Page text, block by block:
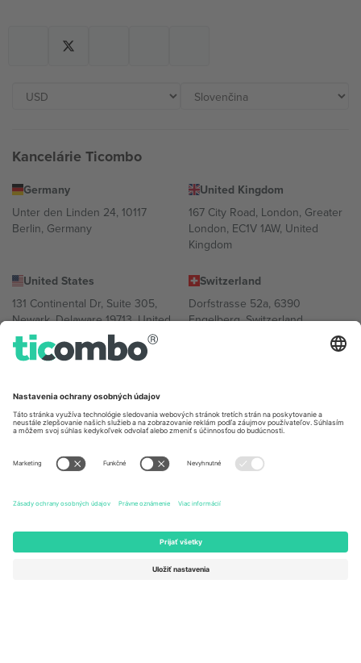
Kancelárie Ticombo
Germany
Unter den Linden 24, 10117
Berlin, Germany
United Kingdom
167 City Road, London, Greater
London, EC1V 1AW, United
Kingdom
United States
131 Continental Dr, Suite 305,
Newark, Delaware 19713, United
States
Switzerland
Dorfstrasse 52a, 6390
Engelberg, Switzerland
Regus Sofia City West, bul
Totleben 53-55, 1606 Sofia,
Bulgaria
Building A1, Office 302, Dubai,
United Arab Emirates
Mexico
Norte, Cuauhtémoc, 06700
Mexico
Právna subjektivita poskytovateľa platformy sa môže líšiť v závislosti